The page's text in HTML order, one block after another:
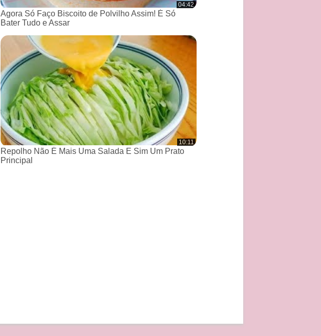
04:42
Agora Só Faço Biscoito de Polvilho Assim! É Só
Bater Tudo e Assar
10:11
Repolho Não É Mais Uma Salada E Sim Um Prato
Principal